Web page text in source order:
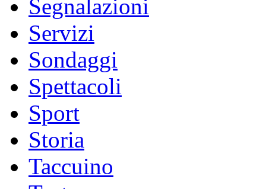
Segnalazioni
Servizi
Sondaggi
Spettacoli
Sport
Storia
Taccuino